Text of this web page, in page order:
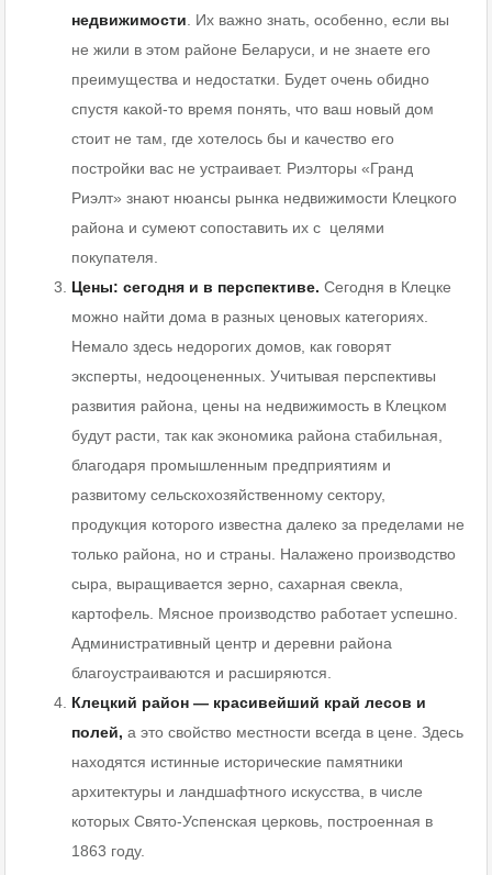
недвижимости . Их важно знать, особенно, если вы
не жили в этом районе Беларуси, и не знаете его
преимущества и недостатки. Будет очень обидно
спустя какой-то время понять, что ваш новый дом
стоит не там, где хотелось бы и качество его
постройки вас не устраивает. Риэлторы «Гранд
Риэлт» знают нюансы рынка недвижимости Клецкого
района и сумеют сопоставить их с целями
покупателя.
Цены: сегодня и в перспективе. Сегодня в Клецке
можно найти дома в разных ценовых категориях.
Немало здесь недорогих домов, как говорят
эксперты, недооцененных. Учитывая перспективы
развития района, цены на недвижимость в Клецком
будут расти, так как экономика района стабильная,
благодаря промышленным предприятиям и
развитому сельскохозяйственному сектору,
продукция которого известна далеко за пределами не
только района, но и страны. Налажено производство
сыра, выращивается зерно, сахарная свекла,
картофель. Мясное производство работает успешно.
Административный центр и деревни района
благоустраиваются и расширяются.
Клецкий район — красивейший край лесов и
полей, а это свойство местности всегда в цене. Здесь
находятся истинные исторические памятники
архитектуры и ландшафтного искусства, в числе
которых Свято-Успенская церковь, построенная в
1863 году.